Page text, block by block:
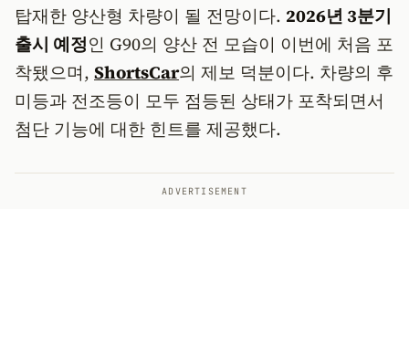
탑재한 양산형 차량이 될 전망이다. 2026년 3분기
출시 예정인 G90의 양산 전 모습이 이번에 처음 포
착됐으며, ShortsCar의 제보 덕분이다. 차량의 후
미등과 전조등이 모두 점등된 상태가 포착되면서
첨단 기능에 대한 힌트를 제공했다.
ADVERTISEMENT